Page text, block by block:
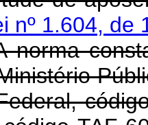
nº 1.604, de
norma